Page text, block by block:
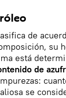
de
su
está
de
se